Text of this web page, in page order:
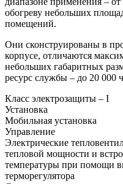
обогреву небольших
помещений.
Они сконструированы в
корпусе, отличаются
небольших габаритных
ресурс службы – до 20 000
Класс электрозащиты – I
Установка
Мобильная установка
Управление
Электрические
тепловой мощности и
температуры при помощи
терморегулятора